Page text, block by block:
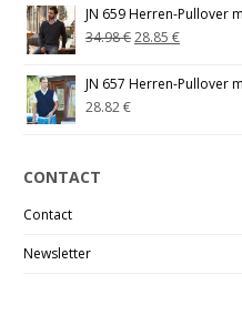
JN 659 Herren-Pullover
34.98€28.85€
JN 657 Herren-Pullover
28.82€
CONTACT
Contact
Newsletter